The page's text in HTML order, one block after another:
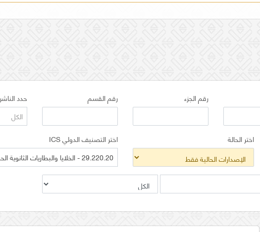
رقم الجزء رقم القسم
حدد الناشر
الكل
اختر الحالة
اختر التصنيف الدولي ICS
29.220.20 - الخلايا والبطاريات الثانوية الحمضية